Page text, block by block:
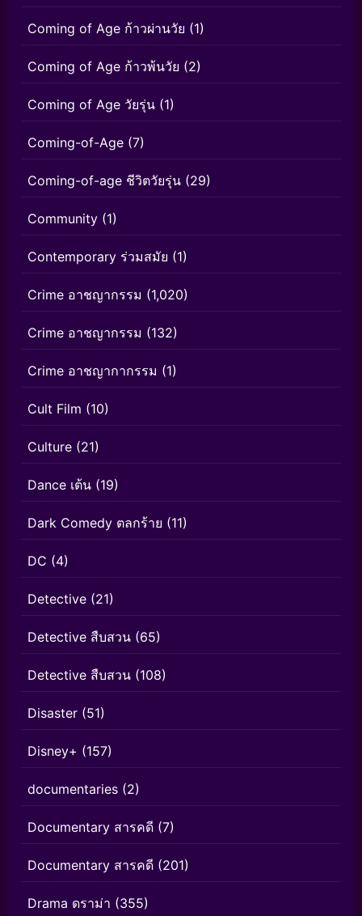
Coming of Age ก้าวผ่านวัย (1)
Coming of Age ก้าวพ้นวัย (2)
Coming of Age วัยรุ่น (1)
Coming-of-Age (7)
Coming-of-age ชีวิตวัยรุ่น (29)
Community (1)
Contemporary ร่วมสมัย (1)
Crime อาชญากรรม (1,020)
Crime อาชญากรรม (132)
Crime อาชญากากรรม (1)
Cult Film (10)
Culture (21)
Dance เต้น (19)
Dark Comedy ตลกร้าย (11)
DC (4)
Detective (21)
Detective สืบสวน (65)
Detective สืบสวน (108)
Disaster (51)
Disney+ (157)
documentaries (2)
Documentary สารคดี (7)
Documentary สารคดี (201)
Drama ดราม่า (355)